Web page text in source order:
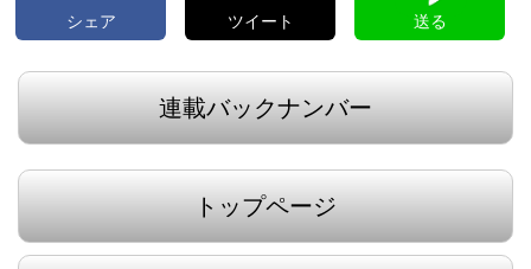
シェア ツイート 送る
連載バックナンバー
トップページ